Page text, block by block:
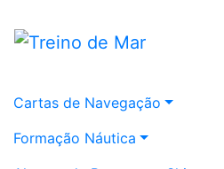
Cartas de Navegação
Formação Náutica